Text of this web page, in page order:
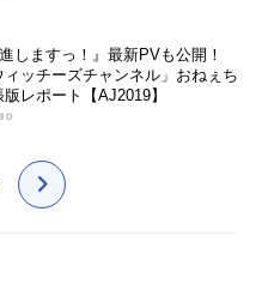
しますっ！』最新PVも公開！
ィッチーズチャンネル」おねぇち
レポート【AJ2019】